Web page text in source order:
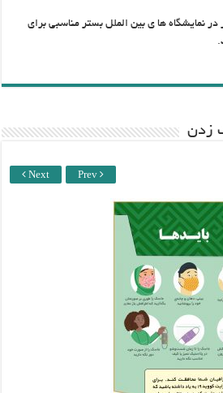
نمایشگاه ها ی بین الملل بستر مناسبی برای
زدن
Next Prev